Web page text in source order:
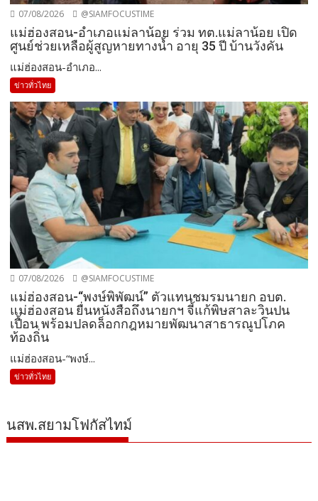
07/08/2026 @SIAMFOCUSTIME
แม่ฮ่องสอน-อำเภอแม่ลาน้อย ร่วม ทต.แม่ลาน้อย เปิด
ศูนย์ช่วยเหลือผู้สูญหายทางน้ำ อายุ 35 ปี บ้านวังคัน
แม่ฮ่องสอน-อำเภอ...
ข่าวทั่วไทย
07/08/2026 @SIAMFOCUSTIME
แม่ฮ่องสอน-“พงษ์พิพัฒน์” ตัวแทนชมรมนายก อบต.
แม่ฮ่องสอน ยื่นหนังสือถึงนายกฯ จี้แก้พิษสาละวินปน
เปื้อน พร้อมปลดล็อกกฎหมายพัฒนาสาธารณูปโภค
ท้องถิ่น
แม่ฮ่องสอน-“พงษ์...
ข่าวทั่วไทย
นสพ.สยามโฟกัสไทม์